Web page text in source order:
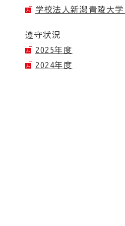
学校法人新潟青陵大学
遵守状況
2025年度
2024年度